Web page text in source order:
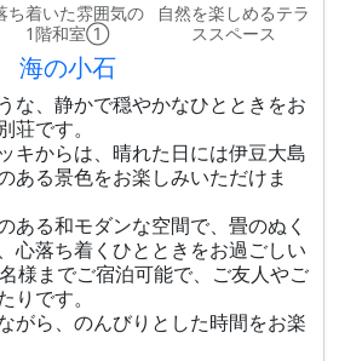
ち着いた雰囲気の
1階和室①
自然を楽しめるテラ
ススペース
海の小石
な、静かで穏やかなひとときをお
荘です。
キからは、晴れた日には伊豆大島
ある景色をお楽しみいただけま
ある和モダンな空間で、畳のぬく
心落ち着くひとときをお過ごしい
様までご宿泊可能で、ご友人やご
りです。
がら、のんびりとした時間をお楽